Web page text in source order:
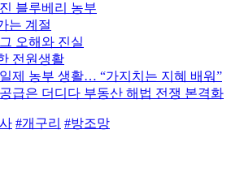
블루베리 농부
는 계절
오해와 진실
전원생활
제 농부 생활… “가지치는 지혜 배워”
급은 더디다 부동산 해법 전쟁 본격화
#개구리 #방조망